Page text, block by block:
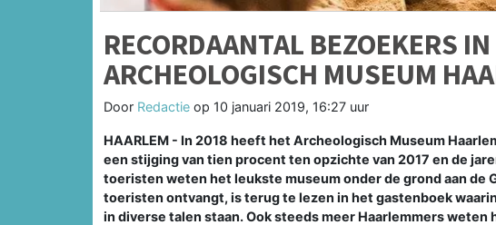
RECORDAANTAL BEZOEKERS
ARCHEOLOGISCH MUSEUM
Door Redactie op 10 januari 2019, 16:27 uur
HAARLEM - In 2018 heeft het Archeologisch Museum
een stijging van tien procent ten opzichte van 2017 en de
toeristen weten het leukste museum onder de grond aan de
toeristen ontvangt, is terug te lezen in het gastenboek
in diverse talen staan. Ook steeds meer Haarlemmers